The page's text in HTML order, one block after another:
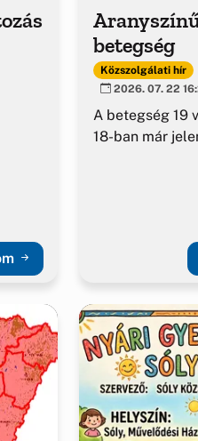
betegség
Közszolgálati hír
2026. 07. 22
A betegség 19
18-ban már